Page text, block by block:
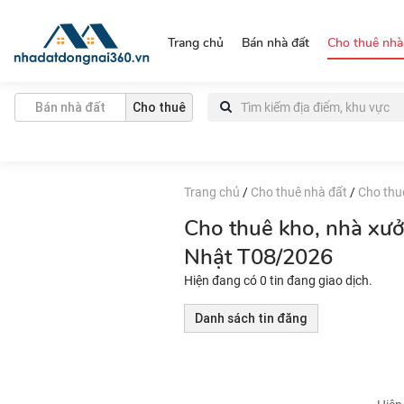
Trang chủ Bán nhà đất Cho thuê
Bán nhà đất Cho thuê
Trang chủ / Cho thuê nhà đất / Cho
Cho thuê kho, nhà
Nhật T08/2026
Hiện đang có 0 tin đang giao dịch.
Danh sách tin đăng